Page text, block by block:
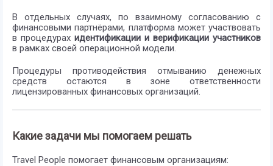
В отдельных случаях, по взаимному согласованию с
финансовыми партнёрами, платформа может участвовать
в процедурах идентификации и верификации участников
в рамках своей операционной модели.
Процедуры противодействия отмыванию денежных
средств остаются в зоне ответственности
лицензированных финансовых организаций.
Какие задачи мы помогаем решать
Travel People помогает финансовым организациям: